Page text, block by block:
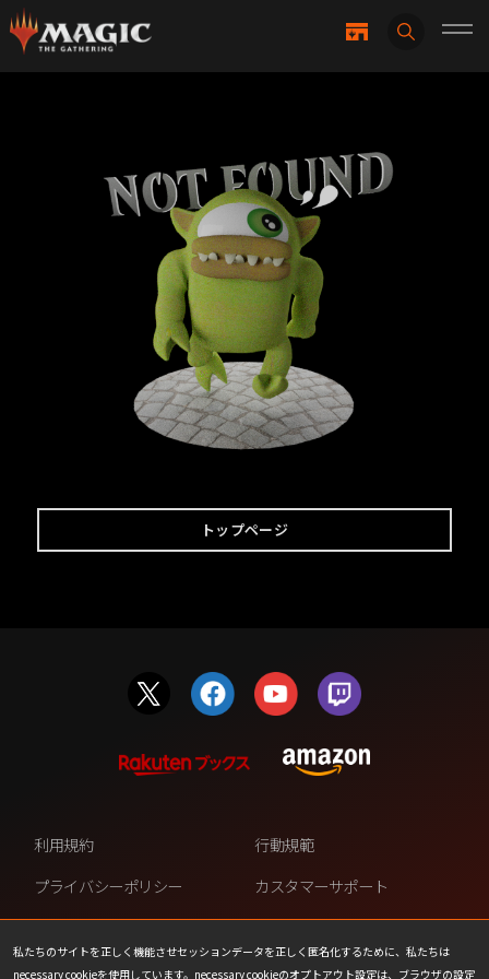
トップページ
私たちのサイトを正しく機能させセッションデータを正しく匿名化するために、私たちは
necessary cookieを使用しています。necessary cookieのオプトアウト設定は、ブラウザの設定
利用規約
行動規範
プライバシーポリシー
カスタマーサポート
ファンコンテンツ・ポリシー
個人情報の販売や共有を許可し
ない